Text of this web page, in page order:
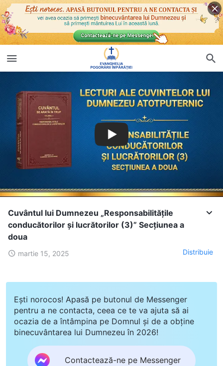
Cuvântul lui Dumnezeu „Responsabilitățile
conducătorilor și lucrătorilor (3)” Secțiunea a
doua
martie 15, 2025 Distribuie
Ești norocos! Apasă pe butonul de Messenger
pentru a ne contacta, ceea ce te va ajuta să ai
ocazia de a întâmpina pe Domnul și de a obține
binecuvântarea lui Dumnezeu în 2026!
Contactează-ne pe Messenger